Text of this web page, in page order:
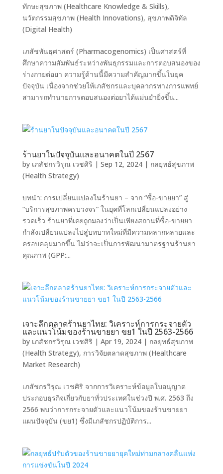
ทักษะสุขภาพ (Healthcare Knowledge & Skills),
นวัตกรรมสุขภาพ (Health Innovations), สุขภาพดิจิทัล
(Digital Health)
เภสัชพันธุศาสตร์ (Pharmacogenomics) เป็นศาสตร์ที่
ศึกษาความสัมพันธ์ระหว่างพันธุกรรมและการตอบสนองของ
ร่างกายต่อยา ความรู้ด้านนี้มีความสำคัญมากขึ้นในยุค
ปัจจุบัน เนื่องจากช่วยให้เภสัชกรและบุคลากรทางการแพทย์
สามารถทำนายการตอบสนองต่อยาได้แม่นยำยิ่งขึ้น...
ร้านยาในปัจจุบันและอนาคตในปี 2567
by เภสัชกรวิรุณ เวชศิริ | Sep 12, 2024| กลยุทธ์สุขภาพ
(Health Strategy)
บทนำ: การเปลี่ยนแปลงในร้านยา – จาก “ซื้อ-ขายยา” สู่
“บริการสุขภาพครบวงจร” ในยุคที่โลกเปลี่ยนแปลงอย่าง
รวดเร็ว ร้านยาที่เคยถูกมองว่าเป็นเพียงสถานที่ซื้อ-ขายยา
กำลังเปลี่ยนแปลงไปสู่บทบาทใหม่ที่มีความหลากหลายและ
ครอบคลุมมากขึ้น ไม่ว่าจะเป็นการพัฒนามาตรฐานร้านยา
คุณภาพ (GPP:...
เจาะลึกตลาดร้านยาไทย: วิเคราะห์การกระจายตัว
และแนวโน้มของร้านขายยา ขย1 ในปี 2563-2566
by เภสัชกรวิรุณ เวชศิริ | Apr 19, 2024| กลยุทธ์สุขภาพ
(Health Strategy), การวิจัยตลาดสุขภาพ (Healthcare
Market Research)
เภสัชกรวิรุณ เวชศิริ จากการวิเคราะห์ข้อมูลใบอนุญาต
ประกอบธุรกิจเกี่ยวกับยาทั่วประเทศในช่วงปี พ.ศ. 2563 ถึง
2566 พบว่าการกระจายตัวและแนวโน้มของร้านขายยา
แผนปัจจุบัน (ขย1) ซึ่งมีเภสัชกรปฏิบัติการ...